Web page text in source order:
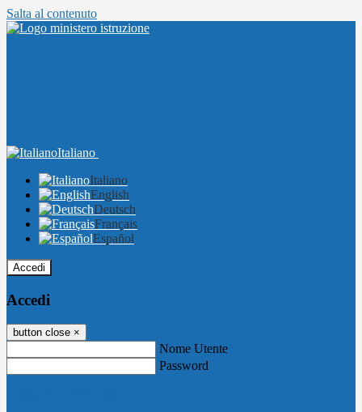
Salta al contenuto
Italiano
Italiano
English
Deutsch
Français
Español
Accedi
Accedi
button close ×
Nome Utente
Password